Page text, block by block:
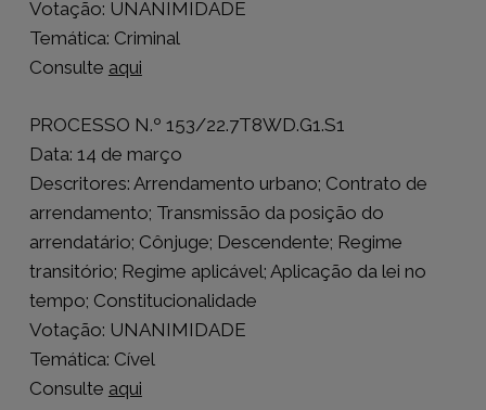
Votação: UNANIMIDADE
Temática: Criminal
Consulte aqui
PROCESSO N.º 153/22.7T8WD.G1.S1
Data: 14 de março
Descritores: Arrendamento urbano; Contrato de
arrendamento; Transmissão da posição do
arrendatário; Cônjuge; Descendente; Regime
transitório; Regime aplicável; Aplicação da lei no
tempo; Constitucionalidade
Votação: UNANIMIDADE
Temática: Cível
Consulte aqui